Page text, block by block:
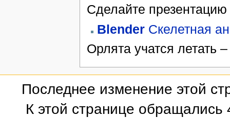
Сделайте
BlenderСкелетная
Орлята учатся летать
Последнее изменение этой
К этой странице обращались